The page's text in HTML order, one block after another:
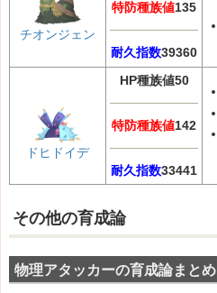
チオンジェン
特防種族値135
耐久指数39360
ドヒドイデ
HP種族値50
特防種族値142
耐久指数33441
その他の育成論
物理アタッカーの育成論まとめ